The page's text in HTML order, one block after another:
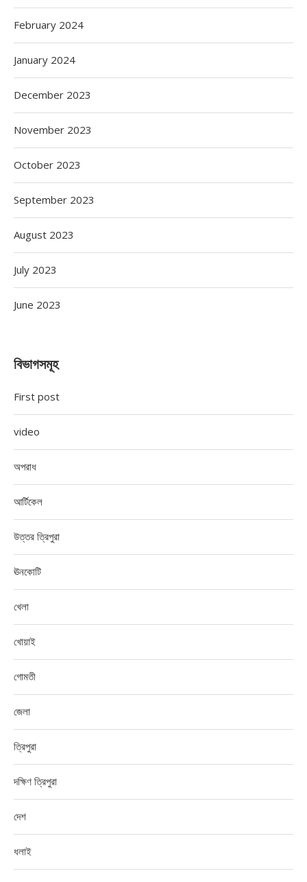
February 2024
January 2024
December 2023
November 2023
October 2023
September 2023
August 2023
July 2023
June 2023
বিভাগসমূহ
First post
video
অপরাধ
আর্টিকেল
উত্তর ত্রিপুরা
ঊনকোটি
খেলা
খোয়াই
গোমতী
জেলা
ত্রিপুরা
দক্ষিণ ত্রিপুরা
দেশ
ধলাই